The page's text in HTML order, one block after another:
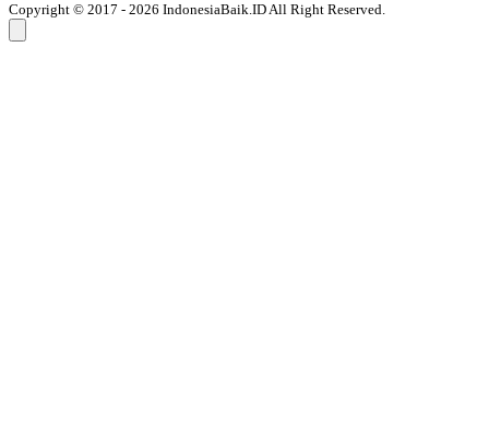
Copyright © 2017 - 2026 IndonesiaBaik.ID All Right Reserved.